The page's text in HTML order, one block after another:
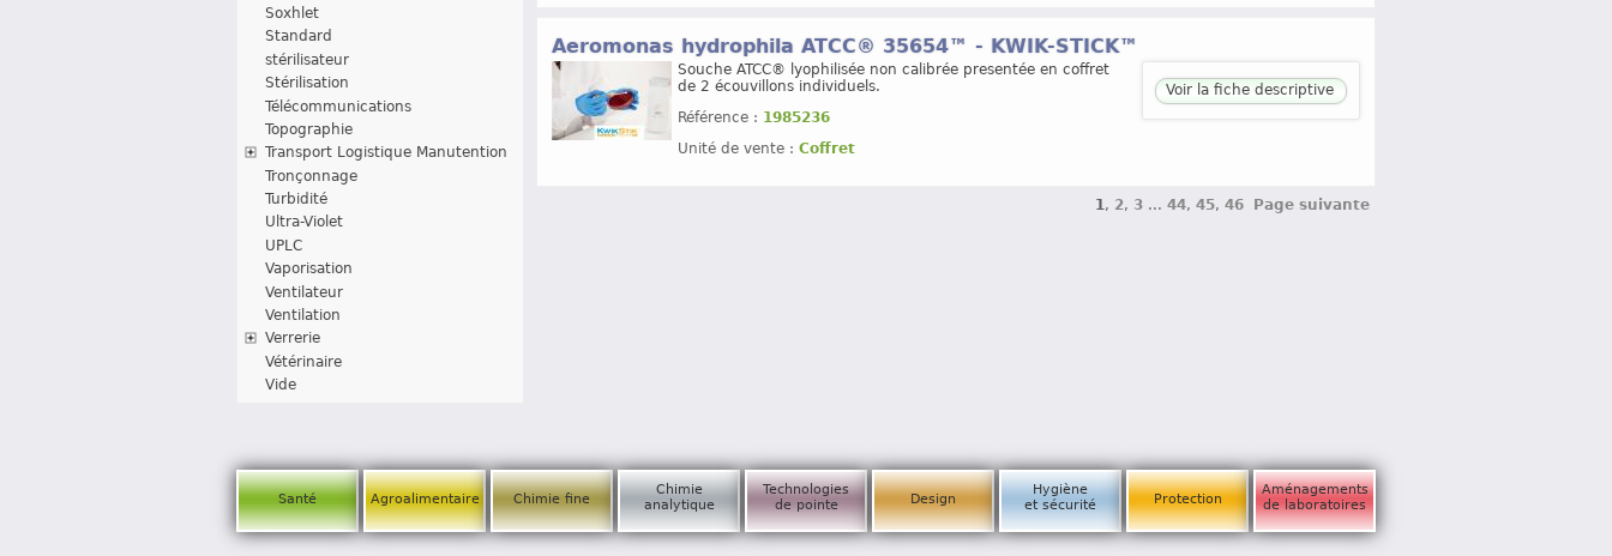
Soxhlet
Standard
stérilisateur
Stérilisation
Télécommunications
Topographie
Transport Logistique Manutention
Tronçonnage
Turbidité
Ultra-Violet
UPLC
Vaporisation
Ventilateur
Ventilation
Verrerie
Vétérinaire
Vide
Aeromonas hydrophila ATCC® 35654™ - KWIK-STICK™
Souche ATCC® lyophilisée non calibrée presentée en coffret
de 2 écouvillons individuels.
Référence : 1985236
Unité de vente : Coffret
Voir la fiche descriptive
1 , 2, 3 ... 44, 45, 46 Page suivante
Santé Agroalimentaire Chimie fine
Chimie
analytique
Technologies
de pointe
Design
Hygiène
et sécurité
Protection
Aménagements
de laboratoires